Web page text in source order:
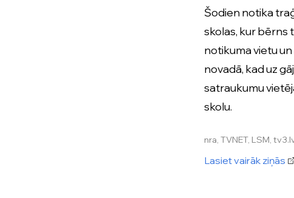
Šodien notika
skolas, kur bērns
notikuma vietu
novadā, kad uz
satraukumu
skolu.
nra, TVNET, LSM,
Lasiet vairāk ziņās